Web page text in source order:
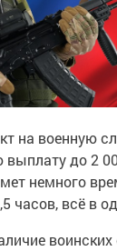
на военную
до 2
немного
часов, всё в